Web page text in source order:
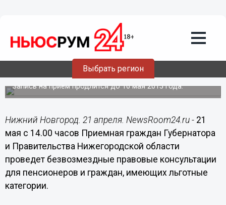
Выбрать регион
Приемная граждан Губернатора и
Правительства Нижегородской
области проведет безвозмездные
правовые консультации
Запись на прием продлится до 16 мая 2015 года.
Нижний Новгород. 21 апреля. NewsRoom24.ru - 21
мая с 14.00 часов Приемная граждан Губернатора
и Правительства Нижегородской области
проведет безвозмездные правовые консультации
для пенсионеров и граждан, имеющих льготные
категории.